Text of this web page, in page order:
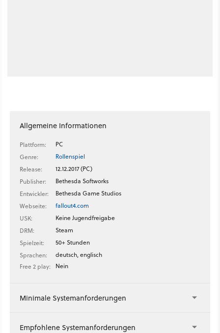
Allgemeine Informationen
Plattform:
PC
Genre:
Rollenspiel
Release:
12.12.2017 (PC)
Publisher:
Bethesda Softworks
Entwickler:
Bethesda Game Studios
Webseite:
fallout4.com
USK:
Keine Jugendfreigabe
DRM:
Steam
Spielzeit:
50+ Stunden
Sprachen:
deutsch, englisch
Free 2 play:
Nein
Minimale Systemanforderungen
Empfohlene Systemanforderungen